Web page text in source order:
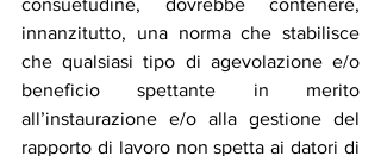
consuetudine, dovrebbe contenere,
innanzitutto, una norma che stabilisce
che qualsiasi tipo di agevolazione e/o
beneficio spettante in merito
all’instaurazione e/o alla gestione del
rapporto di lavoro non spetta ai datori di